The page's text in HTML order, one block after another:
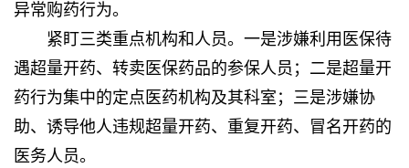
异常购药行为。
紧盯三类重点机构和人员。一是涉嫌利用医保待
遇超量开药、转卖医保药品的参保人员；二是超量开
药行为集中的定点医药机构及其科室；三是涉嫌协
助、诱导他人违规超量开药、重复开药、冒名开药的
医务人员。